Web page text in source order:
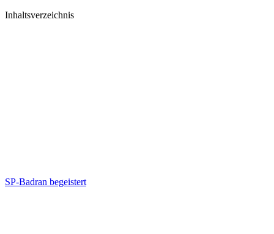
Inhaltsverzeichnis
SP-Badran begeistert